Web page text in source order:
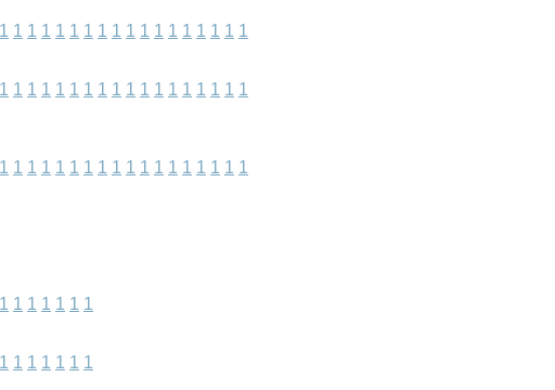
1 1 1 1 1 1 1 1 1 1 1 1 1 1 1 1 1 1
1 1 1 1 1 1 1 1 1 1 1 1 1 1 1 1 1 1
1 1 1 1 1 1 1 1 1 1 1 1 1 1 1 1 1 1
1 1 1 1 1 1 1
1 1 1 1 1 1 1